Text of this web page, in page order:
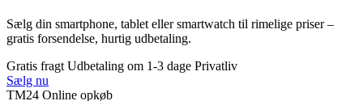
Sælg din smartphone, tablet eller smartwatch til rimelige priser –
gratis forsendelse, hurtig udbetaling.
Gratis fragt Udbetaling om 1-3 dage Privatliv
Sælg nu
TM24 Online opkøb